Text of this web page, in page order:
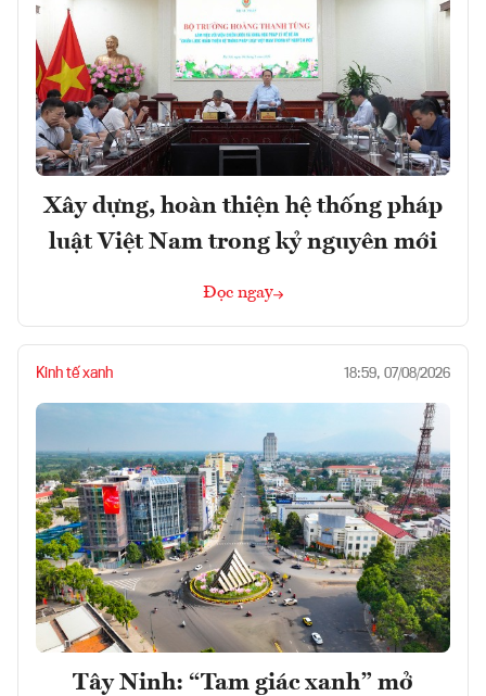
Xây dựng, hoàn thiện hệ thống pháp
luật Việt Nam trong kỷ nguyên mới
Đọc ngay
Kinh tế xanh 18:59, 07/08/2026
Tây Ninh: “Tam giác xanh” mở